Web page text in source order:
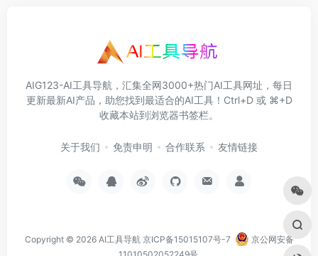
AIG123-AI工具导航，汇集全网3000+热门AI工具网址，每日
更新最新AI产品，助您找到最适合的AI工具！Ctrl+D 或 ⌘+D
收藏本站到浏览器书签栏。
关于我们 免责申明 合作联系 友情链接
Copyright © 2026 AI工具导航 京ICP备15015107号-7
京公网安备